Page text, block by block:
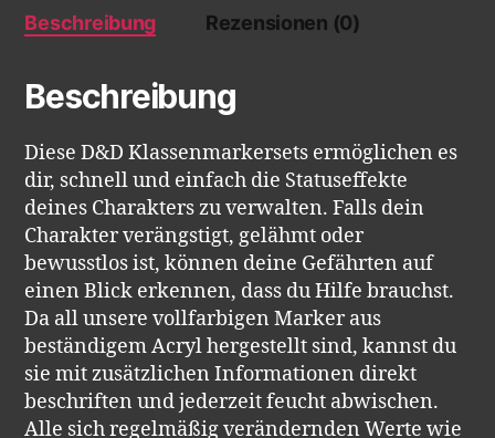
Beschreibung Rezensionen (0)
Beschreibung
Diese D&D Klassenmarkersets ermöglichen es
dir, schnell und einfach die Statuseffekte
deines Charakters zu verwalten. Falls dein
Charakter verängstigt, gelähmt oder
bewusstlos ist, können deine Gefährten auf
einen Blick erkennen, dass du Hilfe brauchst.
Da all unsere vollfarbigen Marker aus
beständigem Acryl hergestellt sind, kannst du
sie mit zusätzlichen Informationen direkt
beschriften und jederzeit feucht abwischen.
Alle sich regelmäßig verändernden Werte wie